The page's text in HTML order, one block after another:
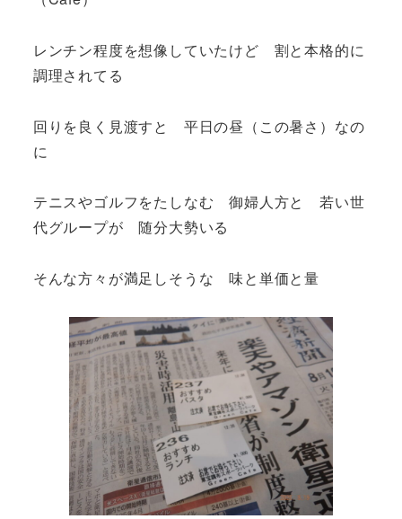
レンチン程度を想像していたけど 割と本格的に
調理されてる
回りを良く見渡すと 平日の昼（この暑さ）なの
に
テニスやゴルフをたしなむ 御婦人方と 若い世
代グループが 随分大勢いる
そんな方々が満足しそうな 味と単価と量